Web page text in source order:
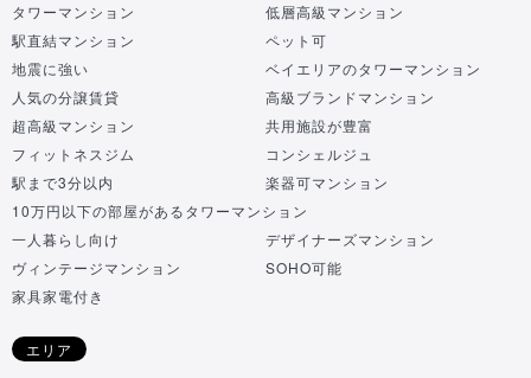
タワーマンション
低層高級マンション
駅直結マンション
ペット可
地震に強い
ベイエリアのタワーマンション
人気の分譲賃貸
高級ブランドマンション
超高級マンション
共用施設が豊富
フィットネスジム
コンシェルジュ
駅まで3分以内
楽器可マンション
10万円以下の部屋があるタワーマンション
一人暮らし向け
デザイナーズマンション
ヴィンテージマンション
SOHO可能
家具家電付き
エリア